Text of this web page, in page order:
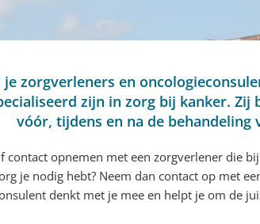
zorgverleners en
zijn in zorg bij kanker. Zij
vóór, tijdens en na de behandeling
contact opnemen met een zorgverlener die
je nodig hebt? Neem dan contact op met
denkt met je mee en helpt je om de